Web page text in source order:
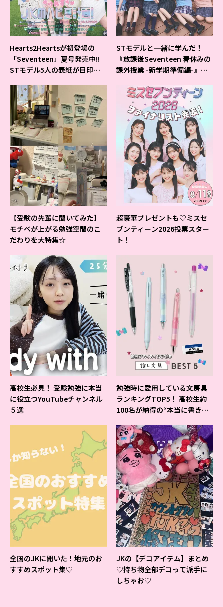
Hearts2Heartsが初登場の
「Seventeen」夏号発売中!!
STモデル5人の表紙が目印だ
STモデルと一緒に学んだ！
『放課後Seventeen 春休みの
課外授業 -新学期準備編-』イ
【受験の先輩に聞いてみた】
モチベが上がる勉強空間のこ
だわりを大特集☆
超豪華プレゼントも♡ミスセ
ブンティーン2026投票スター
ト！
高校生必見！ 受験勉強に本当
に役立つYouTubeチャンネル
５選
勉強時に愛用している文房具
ランキングTOP5！ 高校生約
100名が納得の“本当に書きや
全国のJKに聞いた！地元のお
すすめスポット集♡
JKの【デコアイテム】まとめ
♡持ち物全部デコって派手に
しちゃお♡